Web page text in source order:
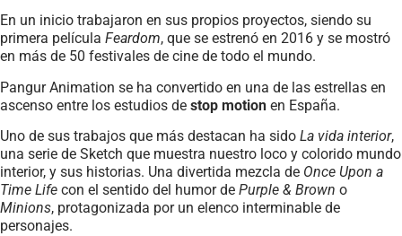
En un inicio trabajaron en sus propios proyectos, siendo su
primera película Feardom, que se estrenó en 2016 y se mostró
en más de 50 festivales de cine de todo el mundo.
Pangur Animation se ha convertido en una de las estrellas en
ascenso entre los estudios de stop motion en España.
Uno de sus trabajos que más destacan ha sido La vida interior,
una serie de Sketch que muestra nuestro loco y colorido mundo
interior, y sus historias. Una divertida mezcla de Once Upon a
Time Life con el sentido del humor de Purple & Brown o
Minions, protagonizada por un elenco interminable de
personajes.